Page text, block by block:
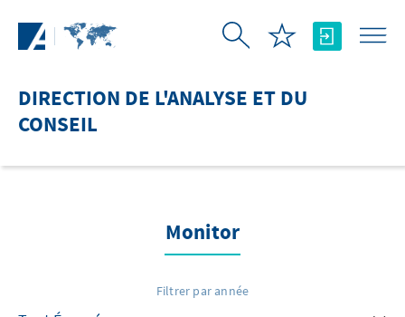
DIRECTION DE L'ANALYSE ET DU
CONSEIL
Monitor
Filtrer par année